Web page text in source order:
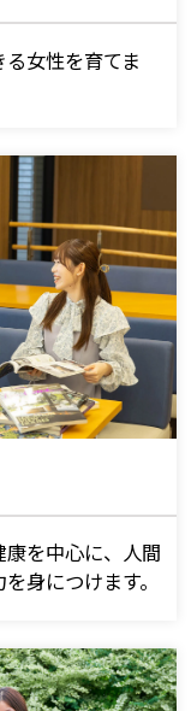
女性を育てま
を中心に、人間
身につけます。